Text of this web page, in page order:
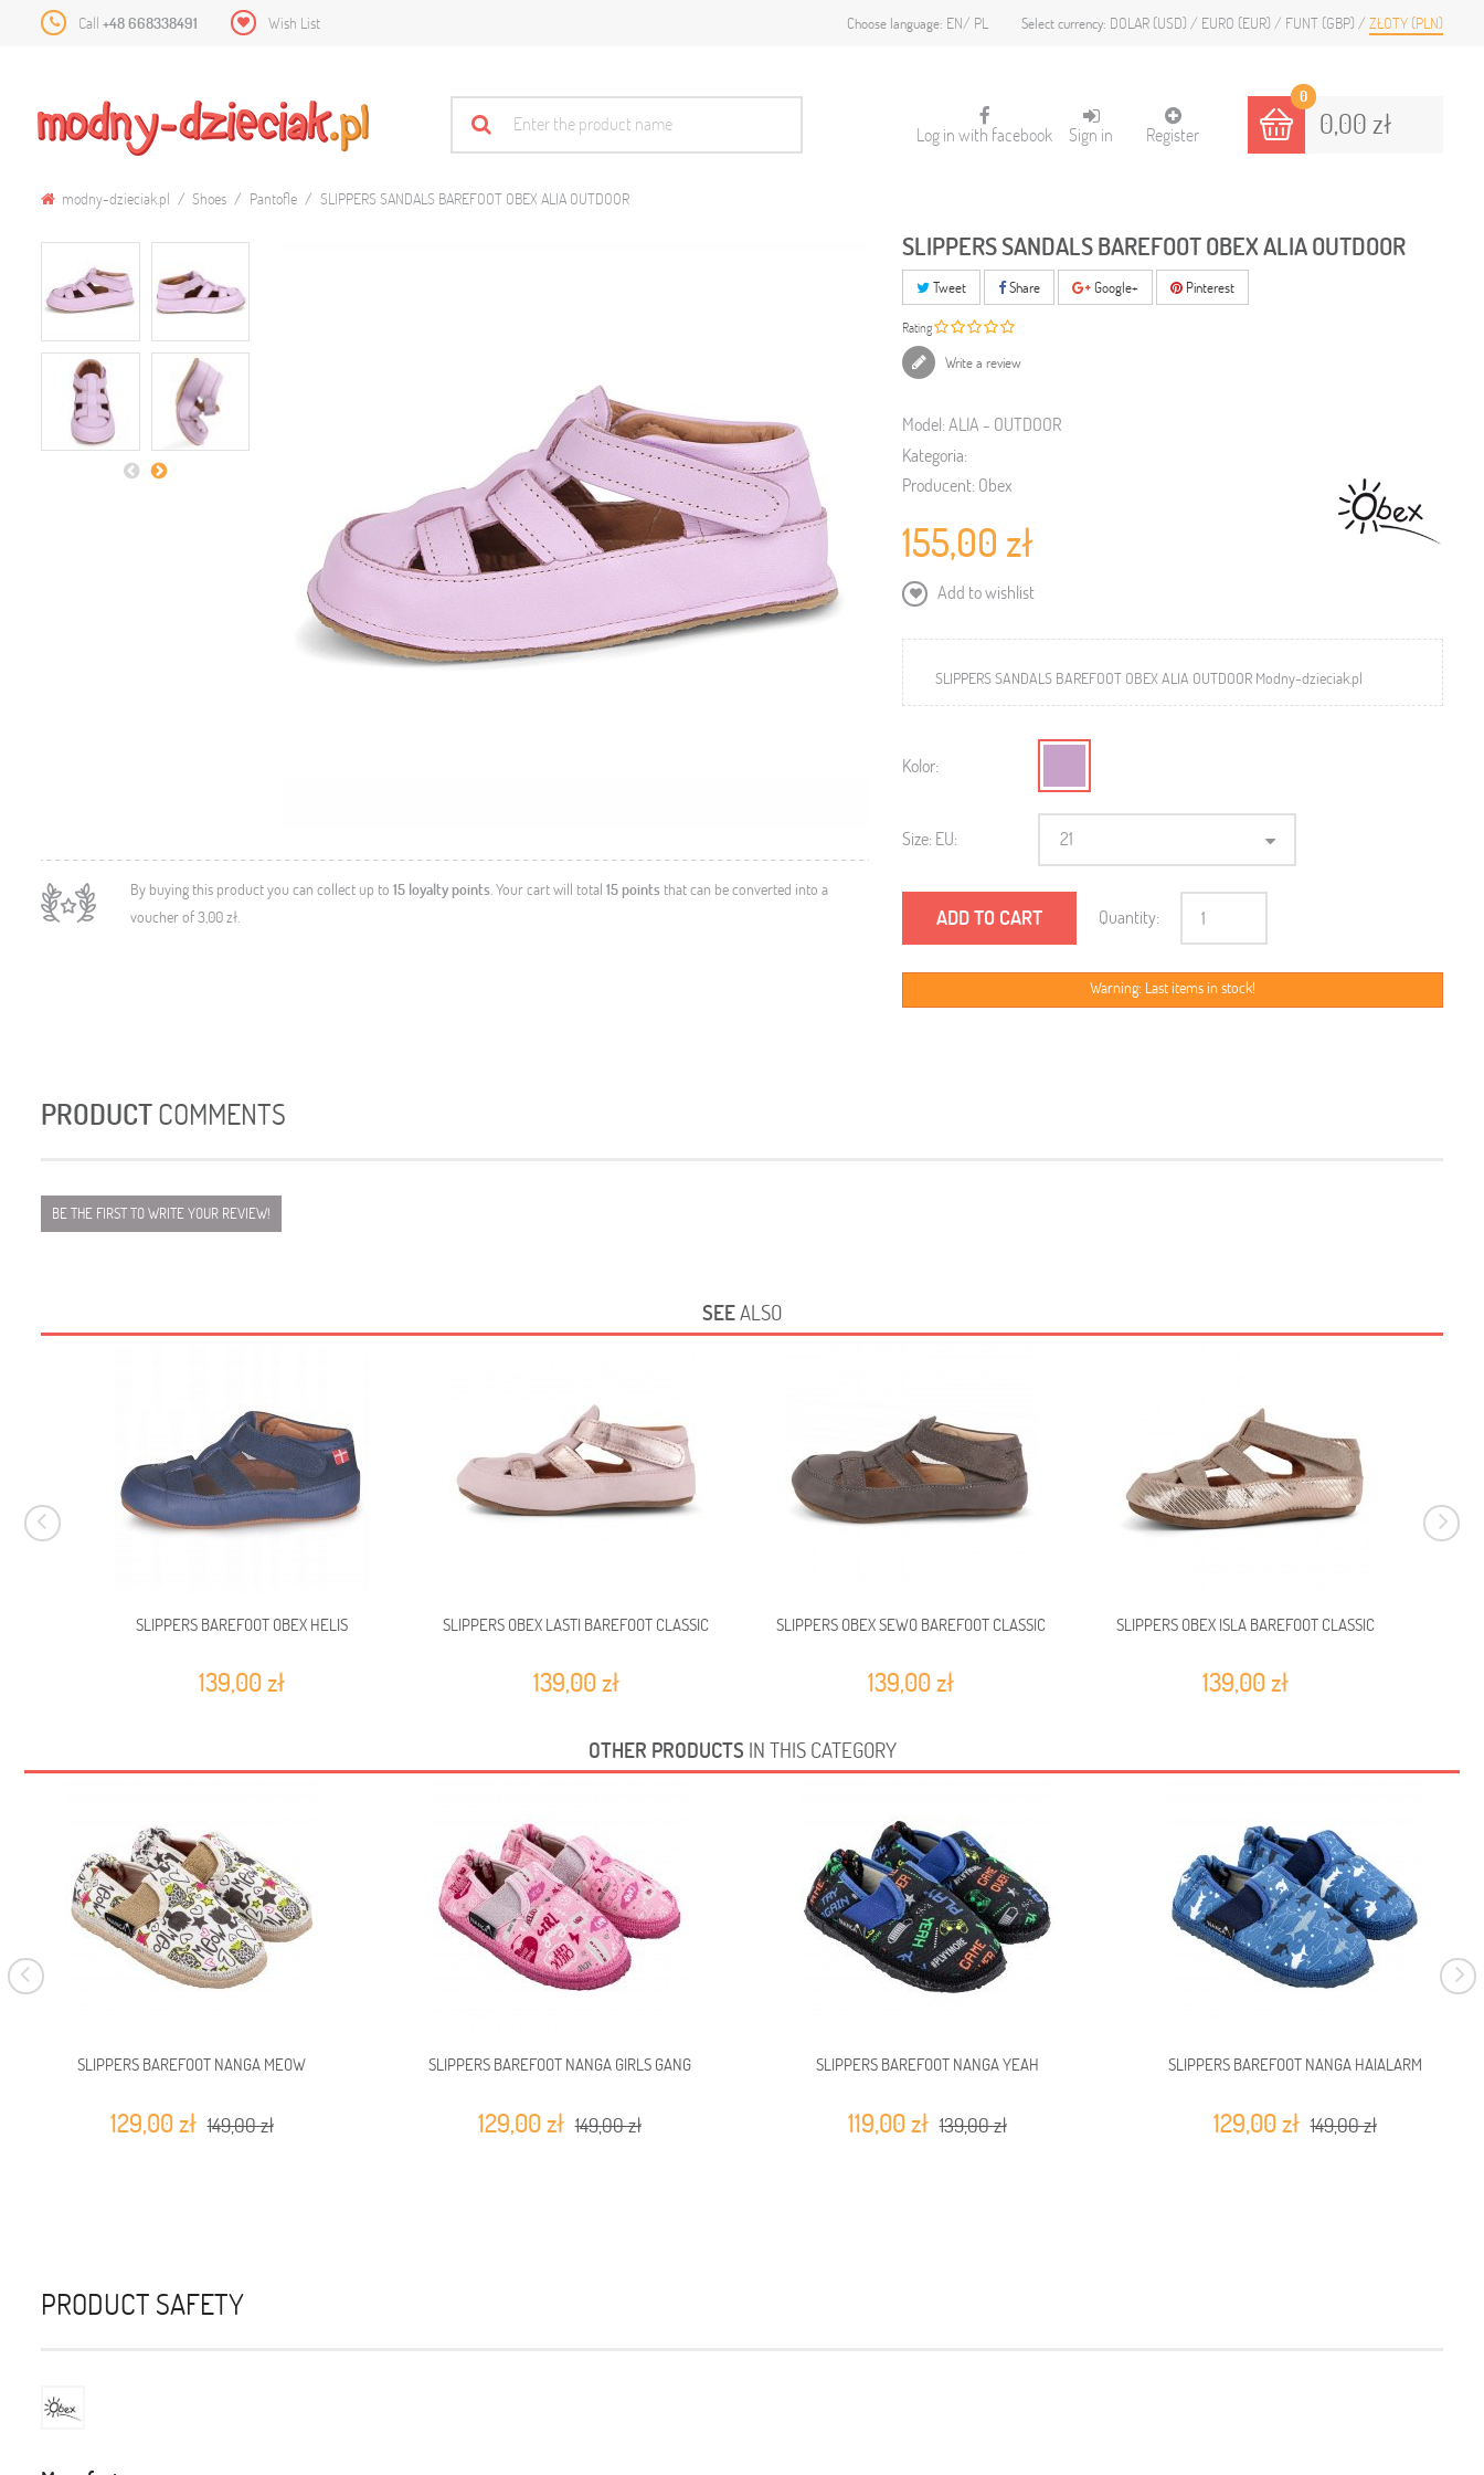
Call +48 668338491 Wish List Select currency: DOLAR (USD) EURO (EUR) FUNT (GBP) ZŁOTY (PLN)
Choose language: EN PL
0
0,00 zł
Sign in Register
Log in with facebook
modny-dzieciak.pl Shoes Pantofle SLIPPERS SANDALS BAREFOOT OBEX ALIA OUTDOOR
By buying this product you can collect up to 15 loyalty points. Your cart will total 15points that can be converted into a
voucher of3,00 zł.
SLIPPERS SANDALS BAREFOOT OBEX ALIA OUTDOOR
Tweet Share Google+ Pinterest
Rating
Write a review
Model:ALIA - OUTDOOR
Kategoria:
Producent: Obex
155,00 zł
Add to wishlist
SLIPPERS SANDALS BAREFOOT OBEX ALIA OUTDOOR Modny-dzieciak.pl
Kolor:
Size: EU: 21
ADD TO CART Quantity:
Warning: Last items in stock!
PRODUCTCOMMENTS
BE THE FIRST TO WRITE YOUR REVIEW!
SEEALSO
SLIPPERS BAREFOOT OBEX HELIS
139,00 zł
SLIPPERS OBEX LASTI BAREFOOT CLASSIC
139,00 zł
SLIPPERS OBEX SEWO BAREFOOT CLASSIC
139,00 zł
SLIPPERS OBEX ISLA BAREFOOT CLASSIC
139,00 zł
OTHER PRODUCTS IN THIS CATEGORY
SLIPPERS BAREFOOT NANGA MEOW
129,00 zł 149,00 zł
SLIPPERS BAREFOOT NANGA GIRLS GANG
129,00 zł 149,00 zł
SLIPPERS BAREFOOT NANGA YEAH
119,00 zł 139,00 zł
SLIPPERS BAREFOOT NANGA HAIALARM
129,00 zł 149,00 zł
PRODUCT SAFETY